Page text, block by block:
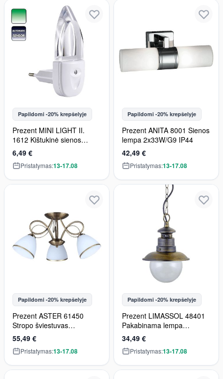
Papildomi -20% krepšelyje
Prezent MINI LIGHT II.
1612 Kištukinė sienos
lempa 1x0.3W/LED IP20
6,49 €
Pristatymas:13-17.08
Papildomi -20% krepšelyje
Prezent ANITA 8001 Sienos
lempa 2x33W/G9 IP44
42,49 €
Pristatymas:13-17.08
Papildomi -20% krepšelyje
Prezent ASTER 61450
Stropo šviestuvas
3x60W/E27 IP20
55,49 €
Pristatymas:13-17.08
Papildomi -20% krepšelyje
Prezent LIMASSOL 48401
Pakabinama lempa
1x40W/E27 IP44
34,49 €
Pristatymas:13-17.08